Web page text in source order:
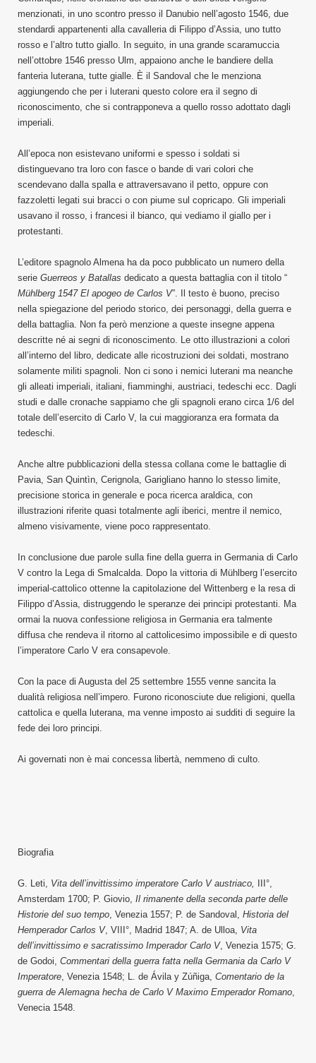
menzionati, in uno scontro presso il Danubio nell’agosto 1546, due
stendardi appartenenti alla cavalleria di Filippo d’Assia, uno tutto
rosso e l’altro tutto giallo. In seguito, in una grande scaramuccia
nell’ottobre 1546 presso Ulm, appaiono anche le bandiere della
fanteria luterana, tutte gialle. È il Sandoval che le menziona
aggiungendo che per i luterani questo colore era il segno di
riconoscimento, che si contrapponeva a quello rosso adottato dagli
imperiali.
All’epoca non esistevano uniformi e spesso i soldati si
distinguevano tra loro con fasce o bande di vari colori che
scendevano dalla spalla e attraversavano il petto, oppure con
fazzoletti legati sui bracci o con piume sul copricapo. Gli imperiali
usavano il rosso, i francesi il bianco, qui vediamo il giallo per i
protestanti.
L’editore spagnolo Almena ha da poco pubblicato un numero della
serie Guerreos y Batallas dedicato a questa battaglia con il titolo “
Mühlberg 1547 El apogeo de Carlos V”. Il testo è buono, preciso
nella spiegazione del periodo storico, dei personaggi, della guerra e
della battaglia. Non fa però menzione a queste insegne appena
descritte né ai segni di riconoscimento. Le otto illustrazioni a colori
all’interno del libro, dedicate alle ricostruzioni dei soldati, mostrano
solamente militi spagnoli. Non ci sono i nemici luterani ma neanche
gli alleati imperiali, italiani, fiamminghi, austriaci, tedeschi ecc. Dagli
studi e dalle cronache sappiamo che gli spagnoli erano circa 1/6 del
totale dell’esercito di Carlo V, la cui maggioranza era formata da
tedeschi.
Anche altre pubblicazioni della stessa collana come le battaglie di
Pavia, San Quintìn, Cerignola, Garigliano hanno lo stesso limite,
precisione storica in generale e poca ricerca araldica, con
illustrazioni riferite quasi totalmente agli iberici, mentre il nemico,
almeno visivamente, viene poco rappresentato.
In conclusione due parole sulla fine della guerra in Germania di Carlo
V contro la Lega di Smalcalda. Dopo la vittoria di Mühlberg l’esercito
imperial-cattolico ottenne la capitolazione del Wittenberg e la resa di
Filippo d’Assia, distruggendo le speranze dei principi protestanti. Ma
ormai la nuova confessione religiosa in Germania era talmente
diffusa che rendeva il ritorno al cattolicesimo impossibile e di questo
l’imperatore Carlo V era consapevole.
Con la pace di Augusta del 25 settembre 1555 venne sancita la
dualità religiosa nell’impero. Furono riconosciute due religioni, quella
cattolica e quella luterana, ma venne imposto ai sudditi di seguire la
fede dei loro principi.
Ai governati non è mai concessa libertà, nemmeno di culto.
Biografia
G. Leti, Vita dell’invittissimo imperatore Carlo V austriaco,
III°,
Amsterdam 1700; P. Giovio, Il rimanente della seconda parte delle
Historie del suo tempo, Venezia 1557; P. de Sandoval, Historia del
Hemperador Carlos V, VIII°, Madrid 1847; A. de Ulloa, Vita
dell’invittissimo e sacratissimo Imperador Carlo V, Venezia 1575; G.
de Godoi, Commentari della guerra fatta nella Germania da Carlo V
Imperatore, Venezia 1548; L. de Ávila y Zúñiga, Comentario de la
guerra de Alemagna hecha de Carlo V Maximo Emperador Romano,
Venecia 1548.